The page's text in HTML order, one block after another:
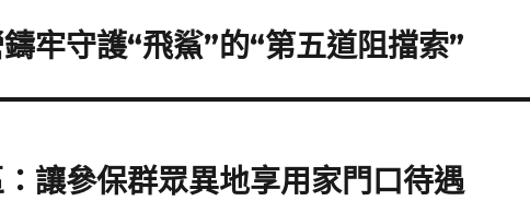
牢守護“飛鯊”的“第五道阻擋索”
讓參保群眾異地享用家門口待遇